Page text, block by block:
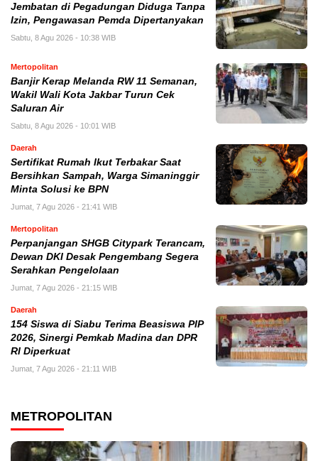
Jembatan di Pegadungan Diduga Tanpa
Izin, Pengawasan Pemda Dipertanyakan
Sabtu, 8 Agu 2026 - 10:38 WIB
Mertopolitan
Banjir Kerap Melanda RW 11 Semanan,
Wakil Wali Kota Jakbar Turun Cek
Saluran Air
Sabtu, 8 Agu 2026 - 10:01 WIB
Daerah
Sertifikat Rumah Ikut Terbakar Saat
Bersihkan Sampah, Warga Simaninggir
Minta Solusi ke BPN
Jumat, 7 Agu 2026 - 21:41 WIB
Mertopolitan
Perpanjangan SHGB Citypark Terancam,
Dewan DKI Desak Pengembang Segera
Serahkan Pengelolaan
Jumat, 7 Agu 2026 - 21:15 WIB
Daerah
154 Siswa di Siabu Terima Beasiswa PIP
2026, Sinergi Pemkab Madina dan DPR
RI Diperkuat
Jumat, 7 Agu 2026 - 21:11 WIB
METROPOLITAN